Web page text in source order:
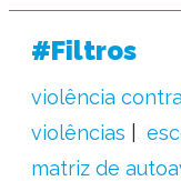
#Filtros
violência
violências
matriz de